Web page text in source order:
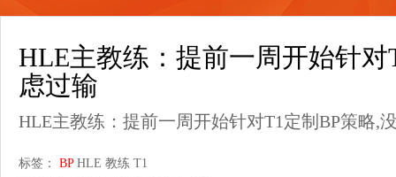
HLE主教练：提前一周开始针对
虑过输
HLE主教练：提前一周开始针对T1定制BP策略,
标签： BP HLE 教练 T1